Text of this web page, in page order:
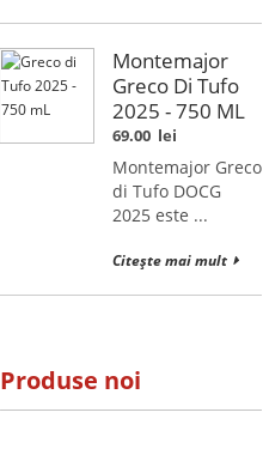
Montemajor
Greco Di Tufo
2025 - 750 ML
69.00 lei
Montemajor Greco
di Tufo DOCG
2025 este ...
Citește mai mult
Produse noi